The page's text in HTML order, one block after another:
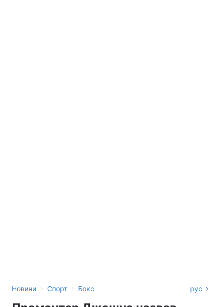
Новини › Спорт › Бокс рус